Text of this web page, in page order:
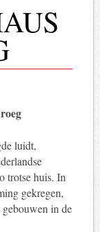
luidt,
trotse huis. In
gekregen,
gebouwen in de